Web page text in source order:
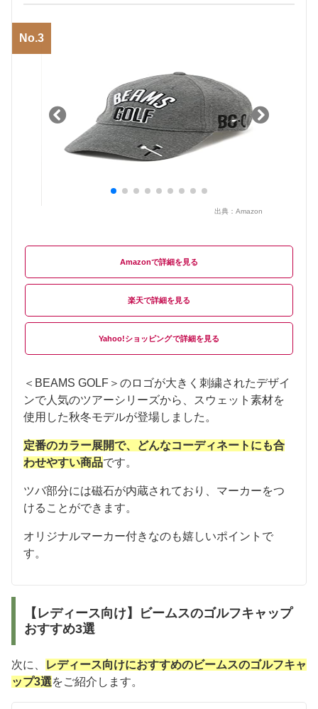
No.3
出典： Amazon
Amazon
楽天
Yahoo!ショッピング
＜BEAMS GOLF＞のロゴが大きく刺繍されたデザイ
ンで人気のツアーシリーズから、スウェット素材を
使用した秋冬モデルが登場しました。
定番のカラー展開で、どんなコーディネートにも合
わせやすい商品です。
ツバ部分には磁石が内蔵されており、マーカーをつ
けることができます。
オリジナルマーカー付きなのも嬉しいポイントで
す。
【レディース向け】ビームスのゴルフキャップ
おすすめ3選
次に、
レディース向けにおすすめのビームスのゴルフキャ
ップ3選をご紹介します。